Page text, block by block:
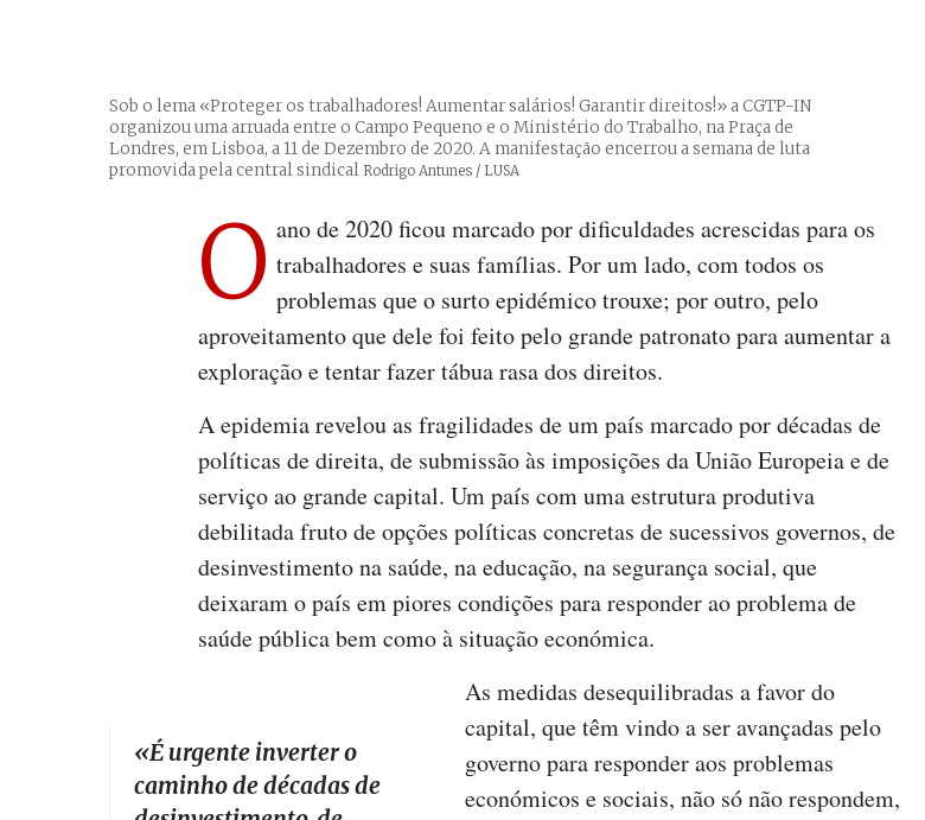
Sob o lema «Proteger os trabalhadores! Aumentar salários! Garantir direitos!» a CGTP-IN
organizou uma arruada entre o Campo Pequeno e o Ministério do Trabalho, na Praça de
Londres, em Lisboa, a 11 de Dezembro de 2020. A manifestação encerrou a semana de luta
promovida pela central sindical Créditos
Rodrigo Antunes / LUSA
O ano de 2020 ficou marcado por dificuldades acrescidas para os
trabalhadores e suas famílias. Por um lado, com todos os
problemas que o surto epidémico trouxe; por outro, pelo
aproveitamento que dele foi feito pelo grande patronato para aumentar a
exploração e tentar fazer tábua rasa dos direitos.
A epidemia revelou as fragilidades de um país marcado por décadas de
políticas de direita, de submissão às imposições da União Europeia e de
serviço ao grande capital. Um país com uma estrutura produtiva
debilitada fruto de opções políticas concretas de sucessivos governos, de
desinvestimento na saúde, na educação, na segurança social, que
deixaram o país em piores condições para responder ao problema de
saúde pública bem como à situação económica.
«É urgente inverter o
caminho de décadas de
As medidas desequilibradas a favor do
capital, que têm vindo a ser avançadas pelo
governo para responder aos problemas
económicos e sociais, não só não respondem,